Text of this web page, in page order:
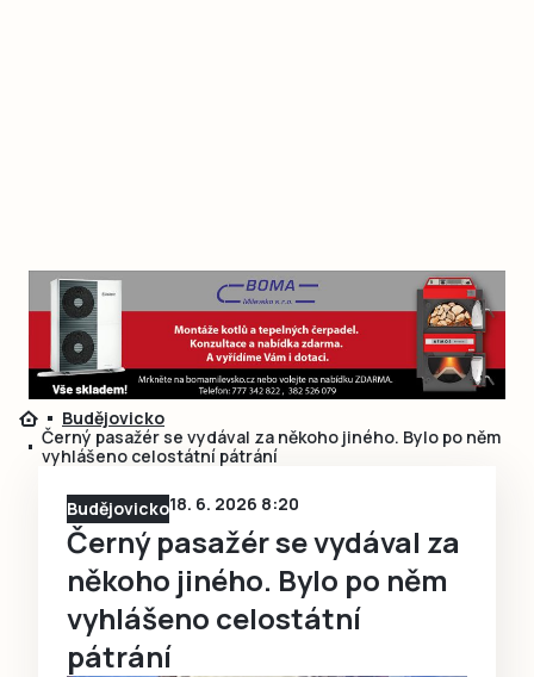
Budějovicko
Černý pasažér se vydával za někoho jiného. Bylo po něm
vyhlášeno celostátní pátrání
Budějovicko18. 6. 2026 8:20
Černý pasažér se vydával za
někoho jiného. Bylo po něm
vyhlášeno celostátní
pátrání